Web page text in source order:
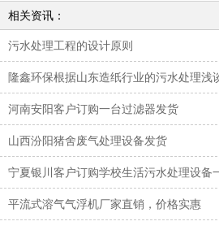
相关资讯：
污水处理工程的设计原则
隆鑫环保根据山东造纸行业的污水处理浅
河南安阳客户订购一台过滤器发货
山西汾阳猪舍废气处理设备发货
宁夏银川客户订购学校生活污水处理设备
平流式溶气气浮机厂家直销，价格实惠